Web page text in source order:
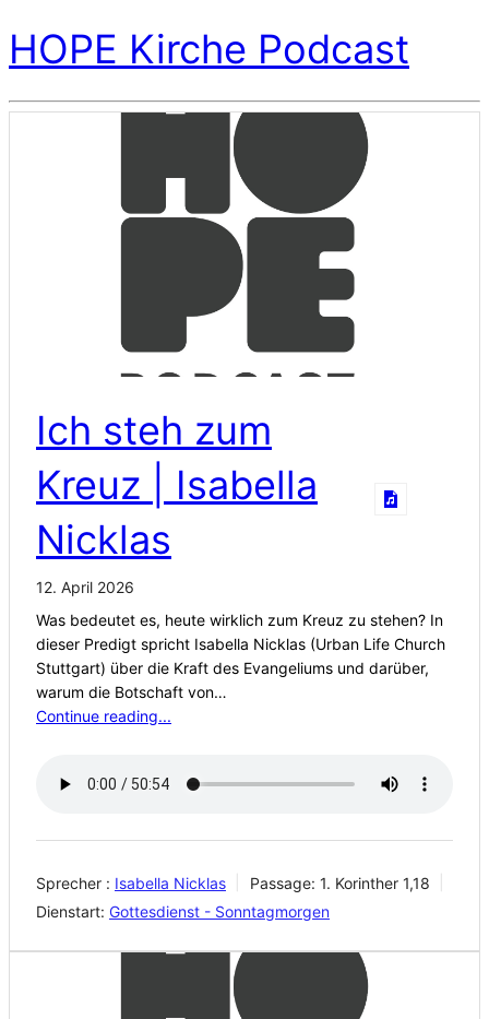
HOPE Kirche Podcast
Ich steh zum
Kreuz | Isabella
Nicklas
12. April 2026
Was bedeutet es, heute wirklich zum Kreuz zu stehen? In
dieser Predigt spricht Isabella Nicklas (Urban Life Church
Stuttgart) über die Kraft des Evangeliums und darüber,
warum die Botschaft von…
Continue reading...
Sprecher : Isabella Nicklas Passage: 1. Korinther 1,18
Dienstart: Gottesdienst - Sonntagmorgen